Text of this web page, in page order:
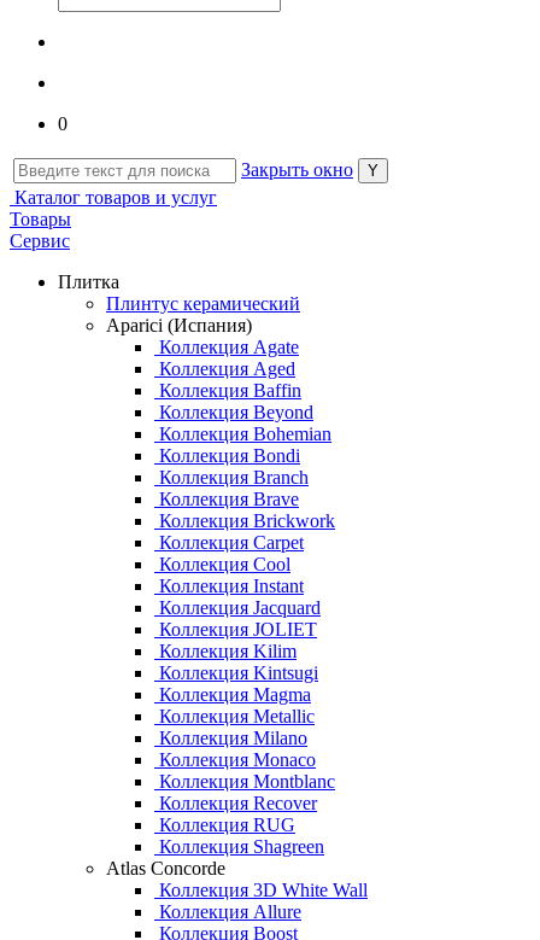
0
Закрыть окно
Каталог товаров и услуг
Товары
Сервис
Плитка
Плинтус керамический
Aparici (Испания)
Коллекция Agate
Коллекция Aged
Коллекция Baffin
Коллекция Beyond
Коллекция Bohemian
Коллекция Bondi
Коллекция Branch
Коллекция Brave
Коллекция Brickwork
Коллекция Carpet
Коллекция Cool
Коллекция Instant
Коллекция Jacquard
Коллекция JOLIET
Коллекция Kilim
Коллекция Kintsugi
Коллекция Magma
Коллекция Metallic
Коллекция Milano
Коллекция Monaco
Коллекция Montblanc
Коллекция Recover
Коллекция RUG
Коллекция Shagreen
Atlas Concorde
Коллекция 3D White Wall
Коллекция Allure
Коллекция Boost